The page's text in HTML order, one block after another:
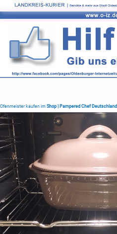
Ofenmeister kaufen im Shop | Pampered Chef Deutschland